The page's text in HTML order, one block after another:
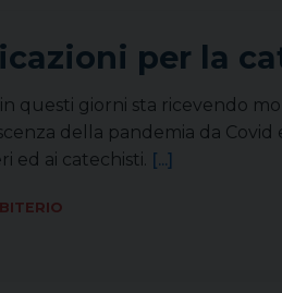
per la
in questi giorni sta ricevendo
della pandemia da
ed ai catechisti. [...]